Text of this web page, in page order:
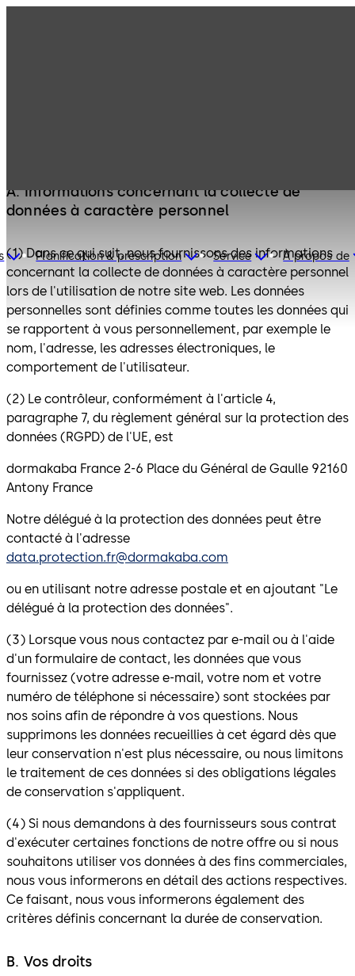
Planification & prescription Service À propos de
A. Informations concernant la collecte de
données à caractère personnel
(1) Dans ce qui suit, nous fournissons des informations
concernant la collecte de données à caractère personnel
lors de l'utilisation de notre site web. Les données
personnelles sont définies comme toutes les données qui
se rapportent à vous personnellement, par exemple le
nom, l'adresse, les adresses électroniques, le
comportement de l'utilisateur.
(2) Le contrôleur, conformément à l'article 4,
paragraphe 7, du règlement général sur la protection des
données (RGPD) de l'UE, est
dormakaba France 2-6 Place du Général de Gaulle 92160
Antony France
Notre délégué à la protection des données peut être
contacté à l'adresse
data.protection.fr@dormakaba.com
ou en utilisant notre adresse postale et en ajoutant "Le
délégué à la protection des données".
(3) Lorsque vous nous contactez par e-mail ou à l'aide
d'un formulaire de contact, les données que vous
fournissez (votre adresse e-mail, votre nom et votre
numéro de téléphone si nécessaire) sont stockées par
nos soins afin de répondre à vos questions. Nous
supprimons les données recueillies à cet égard dès que
leur conservation n'est plus nécessaire, ou nous limitons
le traitement de ces données si des obligations légales
de conservation s'appliquent.
(4) Si nous demandons à des fournisseurs sous contrat
d'exécuter certaines fonctions de notre offre ou si nous
souhaitons utiliser vos données à des fins commerciales,
nous vous informerons en détail des actions respectives.
Ce faisant, nous vous informerons également des
critères définis concernant la durée de conservation.
B. Vos droits